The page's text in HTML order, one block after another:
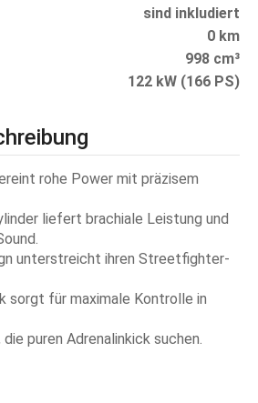
sind inkludiert
0 km
998 cm³
122 kW (166 PS)
rohe Power mit präzisem
liefert brachiale Leistung und
unterstreicht ihren Streetfighter-
sorgt für maximale Kontrolle in
puren Adrenalinkick suchen.